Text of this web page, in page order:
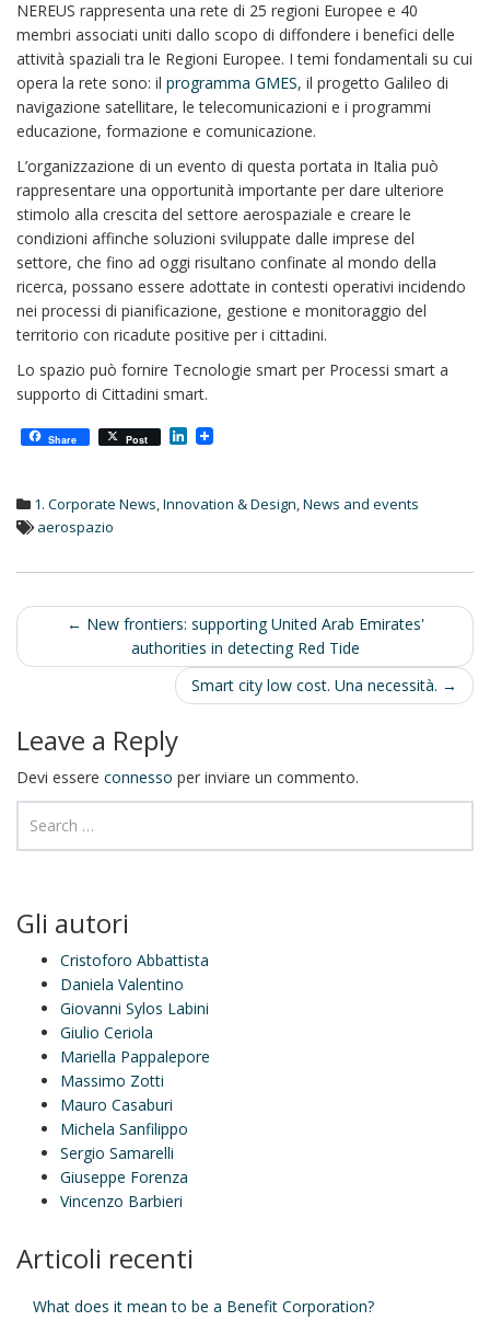
NEREUS rappresenta una rete di 25 regioni Europee e 40
membri associati uniti dallo scopo di diffondere i benefici delle
attività spaziali tra le Regioni Europee. I temi fondamentali su cui
opera la rete sono: il programma GMES, il progetto Galileo di
navigazione satellitare, le telecomunicazioni e i programmi
educazione, formazione e comunicazione.
L’organizzazione di un evento di questa portata in Italia può
rappresentare una opportunità importante per dare ulteriore
stimolo alla crescita del settore aerospaziale e creare le
condizioni affinche soluzioni sviluppate dalle imprese del
settore, che fino ad oggi risultano confinate al mondo della
ricerca, possano essere adottate in contesti operativi incidendo
nei processi di pianificazione, gestione e monitoraggio del
territorio con ricadute positive per i cittadini.
Lo spazio può fornire Tecnologie smart per Processi smart a
supporto di Cittadini smart.
Share Post L
e
1. Corporate News,Innovation & Design,News and events
aerospazio
Post
navigation
← New frontiers: supporting United Arab Emirates'
authorities in detecting Red Tide
Smart city low cost. Una necessità. →
Leave a Reply
Devi essere connesso per inviare un commento.
Gli autori
Cristoforo Abbattista
Daniela Valentino
Giovanni Sylos Labini
Giulio Ceriola
Mariella Pappalepore
Massimo Zotti
Mauro Casaburi
Michela Sanfilippo
Sergio Samarelli
Giuseppe Forenza
Vincenzo Barbieri
Articoli recenti
What does it mean to be a Benefit Corporation?